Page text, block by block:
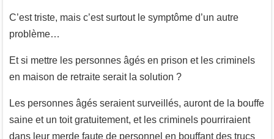
C’est triste, mais c’est surtout le symptôme d’un autre
problème…
Et si mettre les personnes âgés en prison et les criminels
en maison de retraite serait la solution ?
Les personnes âgés seraient surveillés, auront de la bouffe
saine et un toit gratuitement, et les criminels pourriraient
dans leur merde faute de personnel en bouffant des trucs